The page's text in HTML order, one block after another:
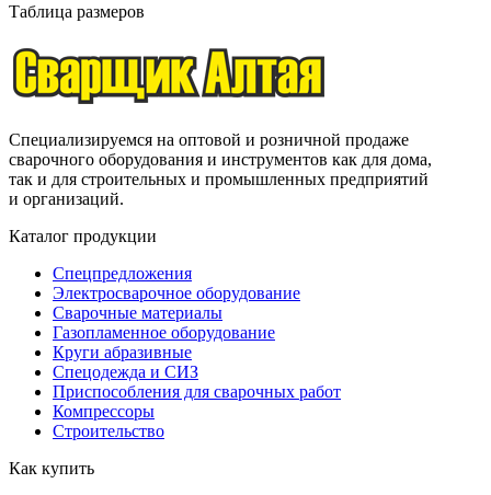
Таблица размеров
Специализируемся на оптовой и розничной продаже
сварочного оборудования и инструментов как для дома,
так и для строительных и промышленных предприятий
и организаций.
Каталог продукции
Спецпредложения
Электросварочное оборудование
Сварочные материалы
Газопламенное оборудование
Круги абразивные
Спецодежда и СИЗ
Приспособления для сварочных работ
Компрессоры
Строительство
Как купить